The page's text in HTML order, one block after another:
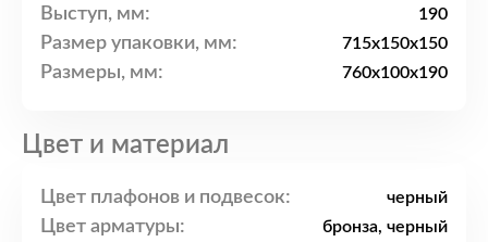
Выступ, мм: 190
Размер упаковки, мм: 715x150x150
Размеры, мм: 760x100x190
Цвет и материал
Цвет плафонов и подвесок: черный
Цвет арматуры: бронза, черный